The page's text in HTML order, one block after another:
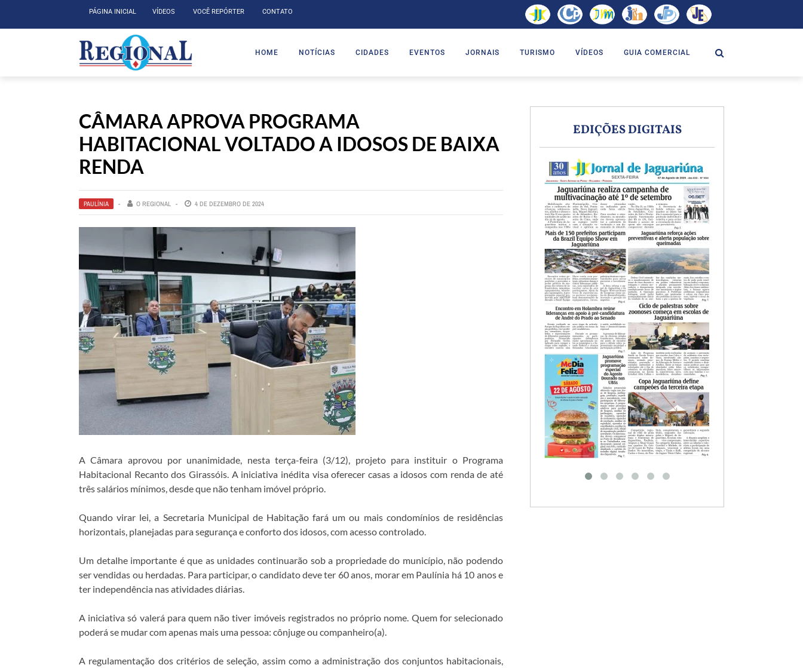
PÁGINA INICIAL VÍDEOS VOCÊ REPÓRTER CONTATO
HOME NOTÍCIAS CIDADES EVENTOS JORNAIS TURISMO VÍDEOS GUIA COMERCIAL
CÂMARA APROVA PROGRAMA
HABITACIONAL VOLTADO A IDOSOS DE BAIXA
RENDA
PAULÍNIA O REGIONAL 4 DE DEZEMBRO DE 2024
A Câmara aprovou por unanimidade, nesta terça-feira (3/12), projeto para instituir o Programa
Habitacional Recanto dos Girassóis. A iniciativa inédita visa oferecer casas a idosos com renda de até
três salários mínimos, desde que não tenham imóvel próprio.
Quando virar lei, a Secretaria Municipal de Habitação fará um ou mais condomínios de residências
horizontais, planejadas para segurança e conforto dos idosos, com acesso controlado.
Um detalhe importante é que as unidades continuarão sob a propriedade do município, não podendo
ser vendidas ou herdadas. Para participar, o candidato deve ter 60 anos, morar em Paulínia há 10 anos e
ter independência nas atividades diárias.
A iniciativa só valerá para quem não tiver imóveis registrados no próprio nome. Quem for selecionado
poderá se mudar com apenas mais uma pessoa: cônjuge ou companheiro(a).
A regulamentação dos critérios de seleção, assim como a administração dos conjuntos habitacionais,
EDIÇÕES DIGITAIS